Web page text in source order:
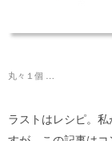
丸々１個 …
ラストはレシピ。